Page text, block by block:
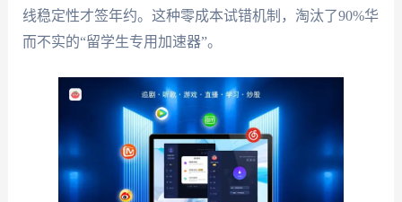
线稳定性才签年约。这种零成本试错机制，淘汰了90%华
而不实的“留学生专用加速器”。